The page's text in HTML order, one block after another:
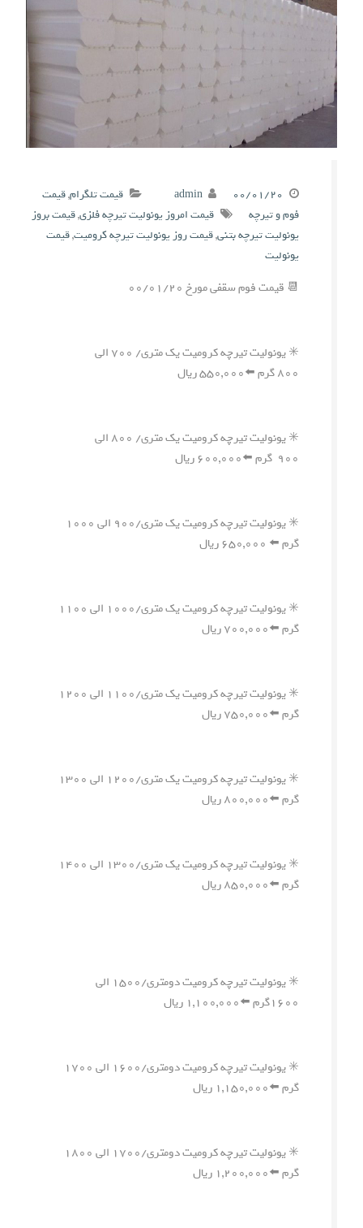
۰۰/۰۱/۲۰ admin قیمت تلگرام,قیمت
فوم و تیرچه
قیمت امروز یونولیت تیرچه فلزی,قیمت بروز
یونولیت تیرچه بتنی,قیمت روز یونولیت تیرچه کرومیت,قیمت
یونولیت
📆 قیمت فوم سقفی مورخ ۰۰/۰۱/۲۰
✳️ یونولیت تیرچه کرومیت یک متری/ ۷۰۰ الی
۸۰۰ گرم ⬅️۵۵۰,۰۰۰ ریال
✳️ یونولیت تیرچه کرومیت یک متری/ ۸۰۰ الی
۹۰۰ گرم ⬅️۶۰۰,۰۰۰ ریال
✳️ یونولیت تیرچه کرومیت یک متری/۹۰۰ الی ۱۰۰۰
گرم ⬅️ ۶۵۰,۰۰۰ ریال
✳️ یونولیت تیرچه کرومیت یک متری/۱۰۰۰ الی ۱۱۰۰
گرم ⬅️۷۰۰,۰۰۰ ریال
✳️ یونولیت تیرچه کرومیت یک متری/۱۱۰۰ الی ۱۲۰۰
گرم ⬅️۷۵۰,۰۰۰ ریال
✳️ یونولیت تیرچه کرومیت یک متری/۱۲۰۰ الی ۱۳۰۰
گرم ⬅️۸۰۰,۰۰۰ ریال
✳️ یونولیت تیرچه کرومیت یک متری/۱۳۰۰ الی ۱۴۰۰
گرم ⬅️۸۵۰,۰۰۰ ریال
✳️ یونولیت تیرچه کرومیت دومتری/۱۵۰۰ الی
۱۶۰۰گرم ⬅️۱,۱۰۰,۰۰۰ ریال
✳️ یونولیت تیرچه کرومیت دومتری/۱۶۰۰ الی ۱۷۰۰
گرم ⬅️۱,۱۵۰,۰۰۰ ریال
✳️ یونولیت تیرچه کرومیت دومتری/۱۷۰۰ الی ۱۸۰۰
گرم ⬅️۱,۲۰۰,۰۰۰ ریال